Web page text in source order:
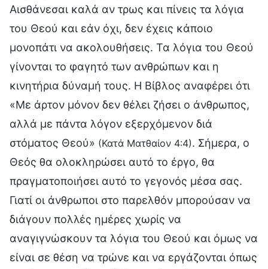
Αισθάνεσαι καλά αν τρως και πίνεις τα λόγια
του Θεού και εάν όχι, δεν έχεις κάποιο
μονοπάτι να ακολουθήσεις. Τα λόγια του Θεού
γίνονται το φαγητό των ανθρώπων και η
κινητήρια δύναμή τους. Η Βίβλος αναφέρει ότι
«Με άρτον μόνον δεν θέλει ζήσει ο άνθρωπος,
αλλά με πάντα λόγον εξερχόμενον διά
στόματος Θεού» (Κατά Ματθαίον 4:4). Σήμερα, ο
Θεός θα ολοκληρώσει αυτό το έργο, θα
πραγματοποιήσει αυτό το γεγονός μέσα σας.
Γιατί οι άνθρωποι στο παρελθόν μπορούσαν να
διάγουν πολλές ημέρες χωρίς να
αναγιγνώσκουν τα λόγια του Θεού και όμως να
είναι σε θέση να τρώνε και να εργάζονται όπως